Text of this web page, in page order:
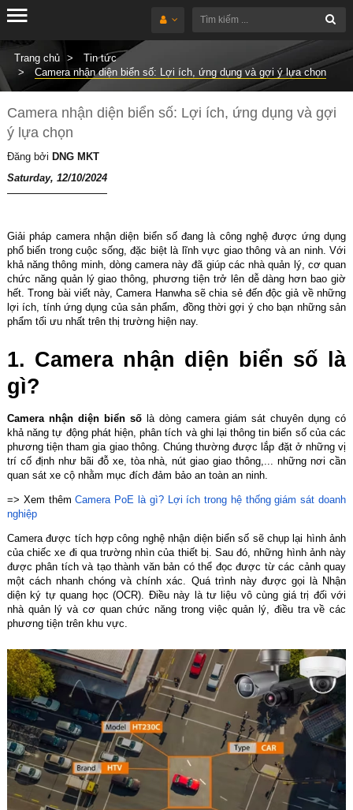
Trang chủ
Tin tức
Camera nhận diện biển số: Lợi ích, ứng dụng và gợi ý lựa chọn
Camera nhận diện biển số: Lợi ích, ứng dụng và gợi
ý lựa chọn
Đăng bởi DNG MKT
Saturday, 12/10/2024
Giải pháp camera nhận diện biển số đang là công nghệ được ứng dụng
phổ biến trong cuộc sống, đặc biệt là lĩnh vực giao thông và an ninh. Với
khả năng thông minh, dòng camera này đã giúp các nhà quản lý, cơ quan
chức năng quản lý giao thông, phương tiện trở lên dễ dàng hơn bao giờ
hết. Trong bài viết này, Camera Hanwha sẽ chia sẻ đến độc giả về những
lợi ích, tính ứng dụng của sản phẩm, đồng thời gợi ý cho bạn những sản
phẩm tối ưu nhất trên thị trường hiện nay.
1. Camera nhận diện biển số là
gì?
Camera nhận diện biển số là dòng camera giám sát chuyên dụng có
khả năng tự động phát hiện, phân tích và ghi lại thông tin biển số của các
phương tiện tham gia giao thông. Chúng thường được lắp đặt ở những vị
trí cố định như bãi đỗ xe, tòa nhà, nút giao giao thông,... những nơi cần
quan sát xe cộ nhằm mục đích đảm bảo an toàn an ninh.
=> Xem thêmCamera PoE là gì? Lợi ích trong hệ thống giám sát doanh
nghiệp
Camera được tích hợp công nghệ nhận diện biển số sẽ chụp lại hình ảnh
của chiếc xe đi qua trường nhìn của thiết bị. Sau đó, những hình ảnh này
được phân tích và tạo thành văn bản có thể đọc được từ các cảnh quay
một cách nhanh chóng và chính xác. Quá trình này được gọi là Nhận
diện ký tự quang học (OCR). Điều này là tư liệu vô cùng giá trị đối với
nhà quản lý và cơ quan chức năng trong việc quản lý, điều tra về các
phương tiện trên khu vực.